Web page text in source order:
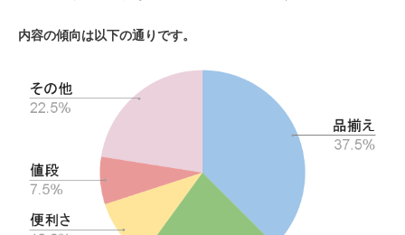
内容の傾向は以下の通りです。